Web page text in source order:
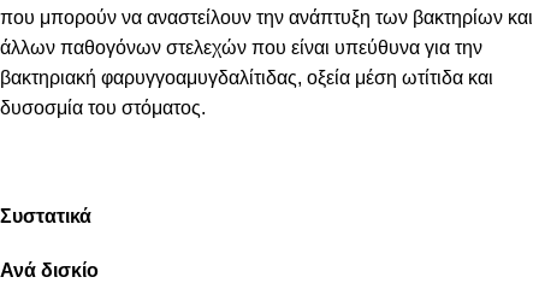
που μπορούν να αναστείλουν την ανάπτυξη των βακτηρίων και
άλλων παθογόνων στελεχών που είναι υπεύθυνα για την
βακτηριακή φαρυγγοαμυγδαλίτιδας, οξεία μέση ωτίτιδα και
δυσοσμία του στόματος.
Συστατικά
Ανά δισκίο